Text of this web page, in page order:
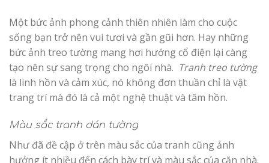
Một bức ảnh phong cảnh thiên nhiên làm cho cuộc
sống bạn trở nên vui tươi và gần gũi hơn. Hay những
bức ảnh treo tường mang hơi hướng cổ điện lại càng
tạo nên sự sang trọng cho ngôi nhà. Tranh treo tường
là linh hồn và cảm xúc, nó không đơn thuần chỉ là vật
trang trí mà đó là cả một nghệ thuật và tâm hồn.
Màu sắc tranh dán tường
Như đã đề cập ở trên màu sắc của tranh cũng ảnh
hưởng ít nhiều đến cách bày trí và màu sắc của căn nhà.